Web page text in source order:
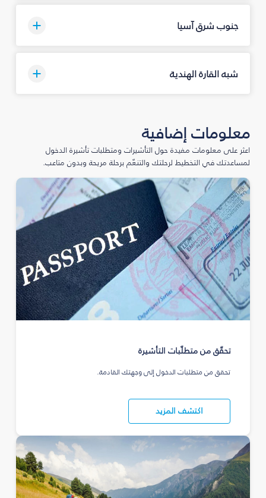
جنوب شرق آسيا
شبه القارة الهندية
معلومات إضافية
اعثر على معلومات مفيدة حول التأشيرات ومتطلبات تأشيرة الدخول
لمساعدتك في التخطيط لرحلتك والتنعّم برحلة مريحة وبدون متاعب.
تحقّق من متطلّبات التأشيرة
تحقق من متطلبات الدخول إلى وجهتك القادمة.
اكتشف المزيد